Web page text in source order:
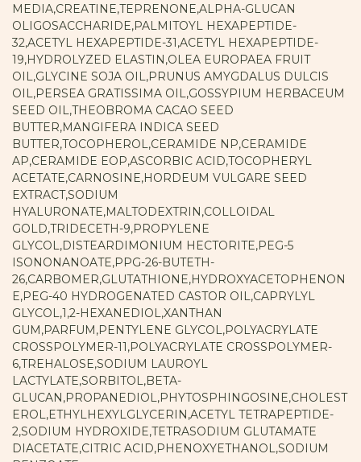
MEDIA,CREATINE,TEPRENONE,ALPHA-GLUCAN
OLIGOSACCHARIDE,PALMITOYL HEXAPEPTIDE-
32,ACETYL HEXAPEPTIDE-31,ACETYL HEXAPEPTIDE-
19,HYDROLYZED ELASTIN,OLEA EUROPAEA FRUIT
OIL,GLYCINE SOJA OIL,PRUNUS AMYGDALUS DULCIS
OIL,PERSEA GRATISSIMA OIL,GOSSYPIUM HERBACEUM
SEED OIL,THEOBROMA CACAO SEED
BUTTER,MANGIFERA INDICA SEED
BUTTER,TOCOPHEROL,CERAMIDE NP,CERAMIDE
AP,CERAMIDE EOP,ASCORBIC ACID,TOCOPHERYL
ACETATE,CARNOSINE,HORDEUM VULGARE SEED
EXTRACT,SODIUM
HYALURONATE,MALTODEXTRIN,COLLOIDAL
GOLD,TRIDECETH-9,PROPYLENE
GLYCOL,DISTEARDIMONIUM HECTORITE,PEG-5
ISONONANOATE,PPG-26-BUTETH-
26,CARBOMER,GLUTATHIONE,HYDROXYACETOPHENON
E,PEG-40 HYDROGENATED CASTOR OIL,CAPRYLYL
GLYCOL,1,2-HEXANEDIOL,XANTHAN
GUM,PARFUM,PENTYLENE GLYCOL,POLYACRYLATE
CROSSPOLYMER-11,POLYACRYLATE CROSSPOLYMER-
6,TREHALOSE,SODIUM LAUROYL
LACTYLATE,SORBITOL,BETA-
GLUCAN,PROPANEDIOL,PHYTOSPHINGOSINE,CHOLEST
EROL,ETHYLHEXYLGLYCERIN,ACETYL TETRAPEPTIDE-
2,SODIUM HYDROXIDE,TETRASODIUM GLUTAMATE
DIACETATE,CITRIC ACID,PHENOXYETHANOL,SODIUM